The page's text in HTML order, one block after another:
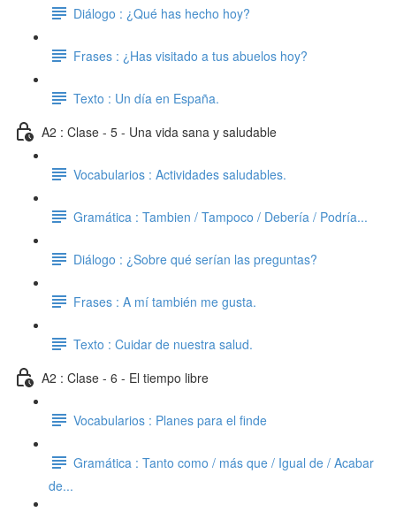
Diálogo : ¿Qué has hecho hoy?
Frases : ¿Has visitado a tus abuelos hoy?
Texto : Un día en España.
A2 : Clase - 5 - Una vida sana y saludable
Vocabularios : Actividades saludables.
Gramática : Tambien / Tampoco / Debería / Podría...
Diálogo : ¿Sobre qué serían las preguntas?
Frases : A mí también me gusta.
Texto : Cuidar de nuestra salud.
A2 : Clase - 6 - El tiempo libre
Vocabularios : Planes para el finde
Gramática : Tanto como / más que / Igual de / Acabar
de...